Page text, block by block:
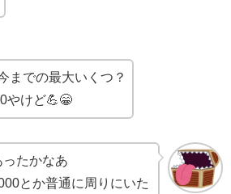
までの最大いくつ？
やけど💪😁
たかなあ
とか普通に周りにいた